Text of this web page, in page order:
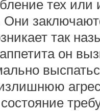
тех или
так
он